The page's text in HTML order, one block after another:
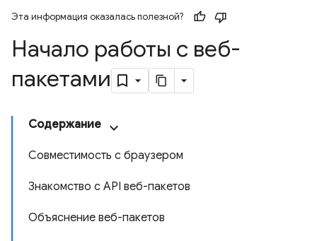
Эта информация оказалась полезной?
Начало работы с веб-
пакетами
Содержание
Совместимость с браузером
Знакомство с API веб-пакетов
Объяснение веб-пакетов